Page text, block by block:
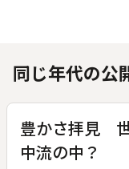
同じ年代の公
豊かさ拝見
中流の中？